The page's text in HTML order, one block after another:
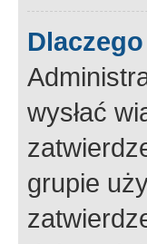
wysłać
grupie